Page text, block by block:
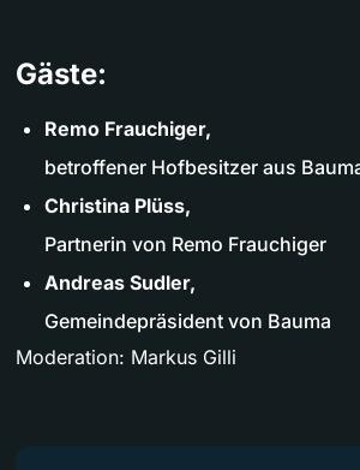
Gäste:
Remo Frauchiger,
betroffener Hofbesitzer aus
Christina Plüss,
Partnerin von Remo Frauchiger
Andreas Sudler,
Gemeindepräsident von Bauma
Moderation: Markus Gilli